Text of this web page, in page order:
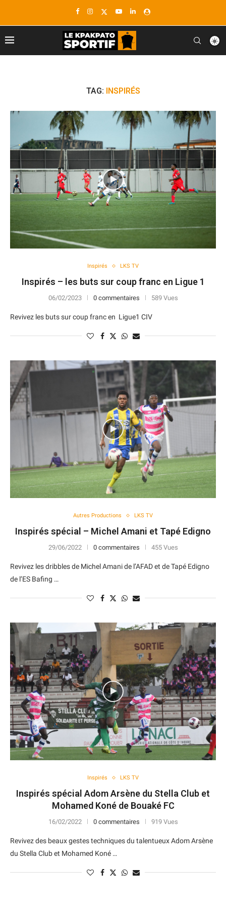
TAG: INSPIRÉS
Inspirés LKS TV
Inspirés – les buts sur coup franc en Ligue 1
06/02/2023 0 commentaires 589 Vues
Revivez les buts sur coup franc en Ligue1 CIV
Autres Productions LKS TV
Inspirés spécial – Michel Amani et Tapé Edigno
29/06/2022 0 commentaires 455 Vues
Revivez les dribbles de Michel Amani de l’AFAD et de Tapé Edigno
de l’ES Bafing …
Inspirés LKS TV
Inspirés spécial Adom Arsène du Stella Club et
Mohamed Koné de Bouaké FC
16/02/2022 0 commentaires 919 Vues
Revivez des beaux gestes techniques du talentueux Adom Arsène
du Stella Club et Mohamed Koné …